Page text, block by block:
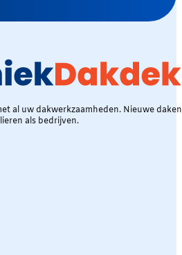
al uw dakwerkzaamheden. Nieuwe
als bedrijven.